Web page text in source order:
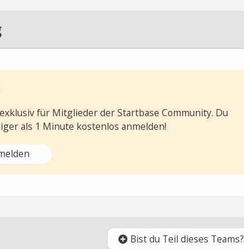
für Mitglieder der Startbase Community. Du
als 1 Minute kostenlos anmelden!
Bist du Teil dieses Teams?